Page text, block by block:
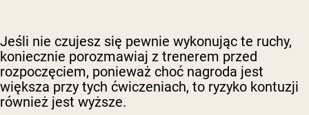
Jeśli nie czujesz się pewnie wykonując te ruchy,
koniecznie porozmawiaj z trenerem przed
rozpoczęciem, ponieważ choć nagroda jest
większa przy tych ćwiczeniach, to ryzyko kontuzji
również jest wyższe.